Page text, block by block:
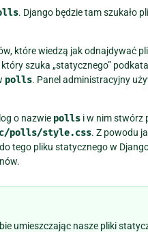
. Django będzie tam szukało
które wiedzą jak odnajdywać
który szuka „statycznego”
polls. Panel administracyjny
o nazwie polls i w nim stwórz
polls/style.css. Z powodu
tego pliku statycznego w
umieszczając nasze pliki